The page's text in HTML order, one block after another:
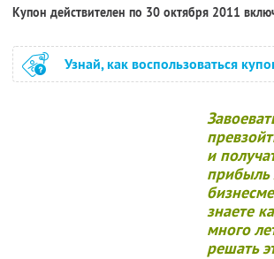
Купон действителен по 30 октября 2011
Узнай, как воспользоваться
и
прибыль
знаете
много
решать